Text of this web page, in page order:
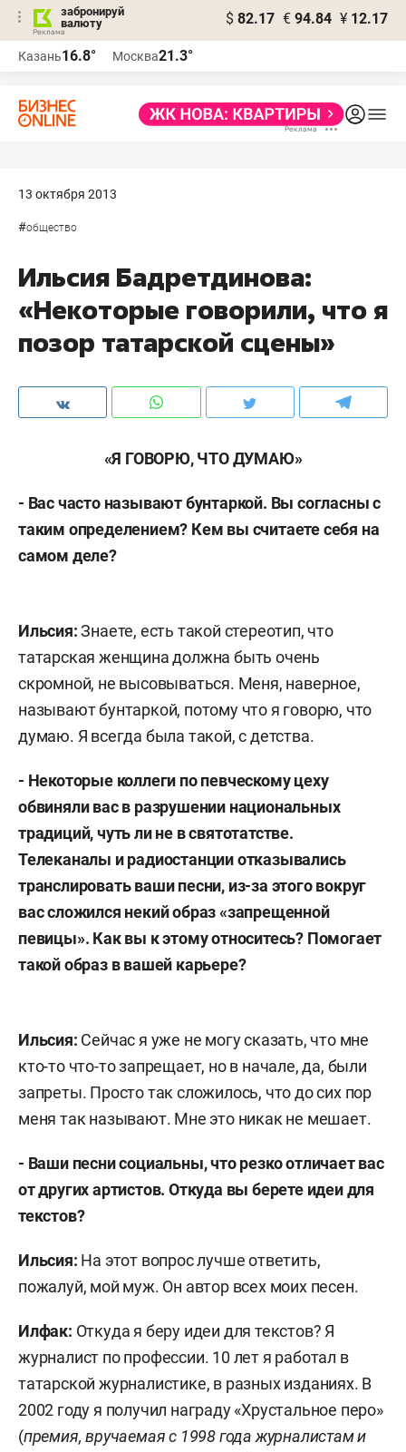
забронируй
валюту
$ 82.17 € 94.84 ¥ 12.17
Казань16.8° Москва21.3°
13 октября 2013
#общество
Ильсия Бадретдинова:
«Некоторые говорили, что я
позор татарской сцены»
«Я ГОВОРЮ, ЧТО ДУМАЮ»
- Вас часто называют бунтаркой. Вы согласны с
таким определением? Кем вы считаете себя на
самом деле?
Ильсия:Знаете, есть такой стереотип, что
татарская женщина должна быть очень
скромной, не высовываться. Меня, наверное,
называют бунтаркой, потому что я говорю, что
думаю. Я всегда была такой, с детства.
- Некоторые коллеги по певческому цеху
обвиняли вас в разрушении национальных
традиций, чуть ли не в святотатстве.
Телеканалы и радиостанции отказывались
транслировать ваши песни, из-за этого вокруг
вас сложился некий образ «запрещенной
певицы». Как вы к этому относитесь? Помогает
такой образ в вашей карьере?
Ильсия: Сейчас я уже не могу сказать, что мне
кто-то что-то запрещает, но в начале, да, были
запреты. Просто так сложилось, что до сих пор
меня так называют. Мне это никак не мешает.
- Ваши песни социальны, что резко отличает вас
от других артистов. Откуда вы берете идеи для
текстов?
Ильсия: На этот вопрос лучше ответить,
пожалуй, мой муж. Он автор всех моих песен.
Илфак: Откуда я беру идеи для текстов? Я
журналист по профессии. 10 лет я работал в
татарской журналистике, в разных изданиях. В
2002 году я получил награду «Хрустальное перо»
(премия, вручаемая с 1998 года журналистам и